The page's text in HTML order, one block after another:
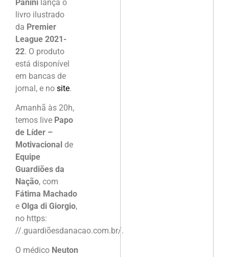
Panini lança o
livro ilustrado
da Premier
League 2021-
22. O produto
está disponível
em bancas de
jornal, e no site.
Amanhã às 20h,
temos live Papo
de Líder –
Motivacional de
Equipe
Guardiões da
Nação, com
Fátima Machado
e Olga di Giorgio,
no https:
//.guardiõesdanacao.com.br/.
O médico Neuton